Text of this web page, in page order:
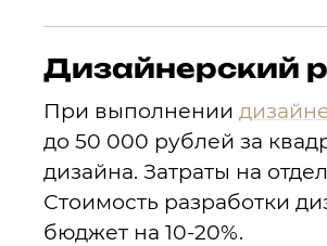
Дизайнерский
При выполнении
до 50 000 рублей за
дизайна. Затраты на
Стоимость разработки
бюджет на 10-20%.